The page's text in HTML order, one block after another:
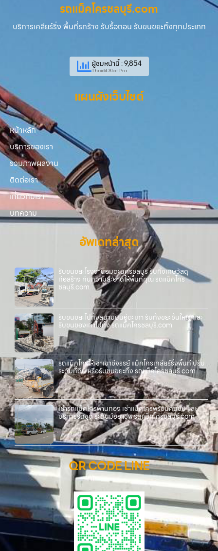
รถแม็คโครชลบุรี.com
บริการเคลียร์ริ่ง พื้นที่รกร้าง รับรื้อถอน รับขนขยะทิ้งทุกประเภท
ผู้ชมหน้านี้ : 9,854
Thaidit Stat Pro
แผนผังเว็บไซต์
หน้าหลัก
บริการของเรา
รวมภาพผลงาน
ติดต่อเรา
เกี่ยวกับเรา
บทความ
อัพเดทล่าสุด
รับขนขยะโรงงานอมตะนครชลบุรี รับทิ้งเศษวัสดุ
ก่อสร้าง คืนความสะอาดให้พื้นที่คุณ รถแม็คโคร
ชลบุรี.com
รับขนขยะไปทิ้งสนามบินอู่ตะเภา รับทิ้งขยะชิ้นใหญ่ และ
รับขนของเก่าไปทิ้ง รถแม็คโครชลบุรี.com
รถแม็คโครให้เช่าเขาชีจรรย์ แม็คโครเคลียร์ริ่งพื้นที่ ปรับ
ระดับที่ดิน หรือรับขนขยะทิ้ง รถแม็คโครชลบุรี.com
เช่ารถแม็คโครพานทอง เช่าแม็คโครพร้อมคนขับ และ
บริการรถขุด ระดับมืออาชีพ รถแม็คโครชลบุรี.com
QR CODE LINE